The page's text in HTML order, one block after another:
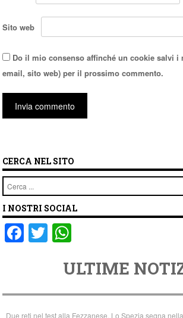
Sito web
Do il mio consenso affinché un cookie salvi i
email, sito web) per il prossimo commento.
CERCA NEL SITO
Cerca
I NOSTRI SOCIAL
F
e
b
T
er
at
s
A
ULTIME
Due reti nel test alla Fezzanese. Lo Spezia segna